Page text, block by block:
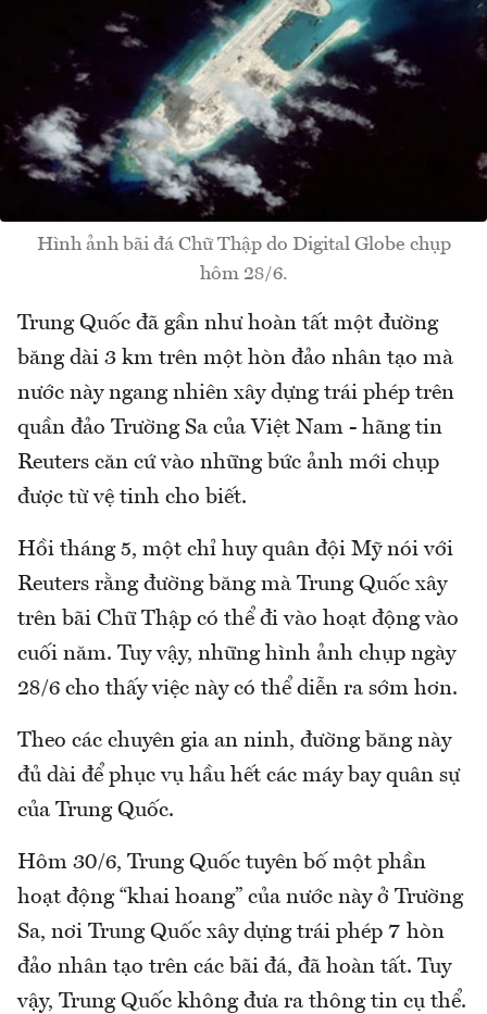
Hình ảnh bãi đá Chữ Thập do Digital Globe chụp
hôm 28/6.
Trung Quốc đã gần như hoàn tất một đường
băng dài 3 km trên một hòn đảo nhân tạo mà
nước này ngang nhiên xây dựng trái phép trên
quần đảo Trường Sa của Việt Nam - hãng tin
Reuters căn cứ vào những bức ảnh mới chụp
được từ vệ tinh cho biết.
Hồi tháng 5, một chỉ huy quân đội Mỹ nói với
Reuters rằng đường băng mà Trung Quốc xây
trên bãi Chữ Thập có thể đi vào hoạt động vào
cuối năm. Tuy vậy, những hình ảnh chụp ngày
28/6 cho thấy việc này có thể diễn ra sớm hơn.
Theo các chuyên gia an ninh, đường băng này
đủ dài để phục vụ hầu hết các máy bay quân sự
của Trung Quốc.
Hôm 30/6, Trung Quốc tuyên bố một phần
hoạt động “khai hoang” của nước này ở Trường
Sa, nơi Trung Quốc xây dựng trái phép 7 hòn
đảo nhân tạo trên các bãi đá, đã hoàn tất. Tuy
vậy, Trung Quốc không đưa ra thông tin cụ thể.